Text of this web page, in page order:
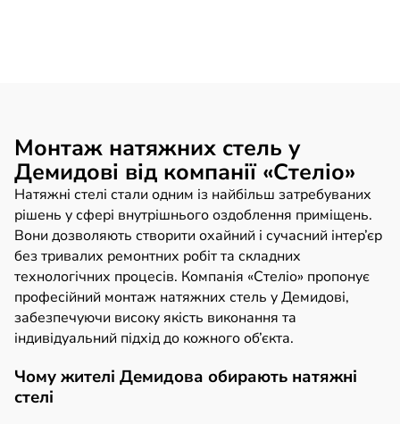
Монтаж натяжних стель у
Демидові від компанії «Стеліо»
Натяжні стелі стали одним із найбільш затребуваних
рішень у сфері внутрішнього оздоблення приміщень.
Вони дозволяють створити охайний і сучасний інтер’єр
без тривалих ремонтних робіт та складних
технологічних процесів. Компанія «Стеліо» пропонує
професійний монтаж натяжних стель у Демидові,
забезпечуючи високу якість виконання та
індивідуальний підхід до кожного об’єкта.
Чому жителі Демидова обирають натяжні
стелі